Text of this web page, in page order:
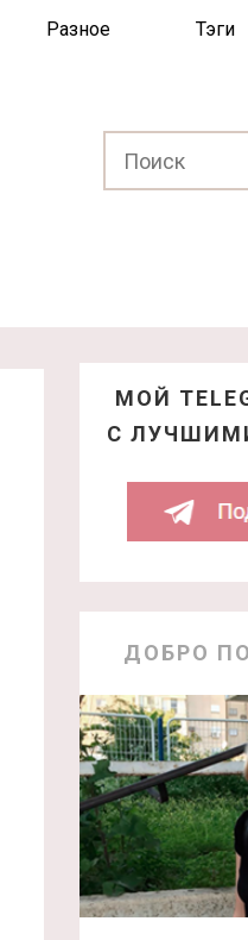
Разное Тэги
МОЙ
С
ДОБРО